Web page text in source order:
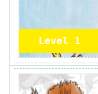
Level 1